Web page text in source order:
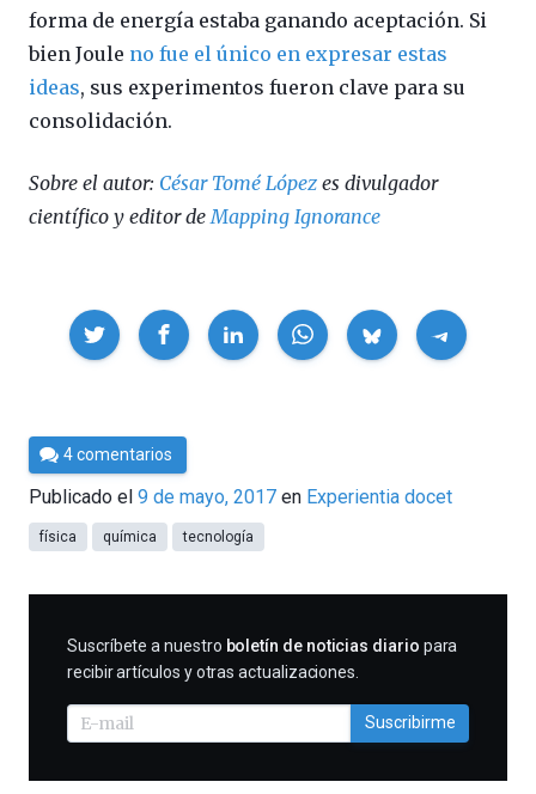
forma de energía estaba ganando aceptación. Si
bien Joule no fue el único en expresar estas
ideas, sus experimentos fueron clave para su
consolidación.
Sobre el autor: César Tomé López es divulgador
científico y editor de Mapping Ignorance
Compartir
Por
César
Tomé
4 comentarios
Publicado el 9 de mayo, 2017 en Experientia docet
física química tecnología
SUSCRIBIRME
Suscríbete a nuestro boletín de noticias diario para
recibir artículos y otras actualizaciones.
Suscribirme